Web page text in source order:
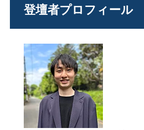
登壇者プロフィール